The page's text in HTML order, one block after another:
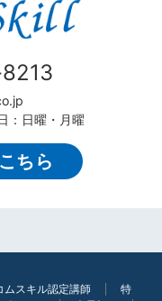
日曜・月曜
ちら
ムスキル認定講師
特